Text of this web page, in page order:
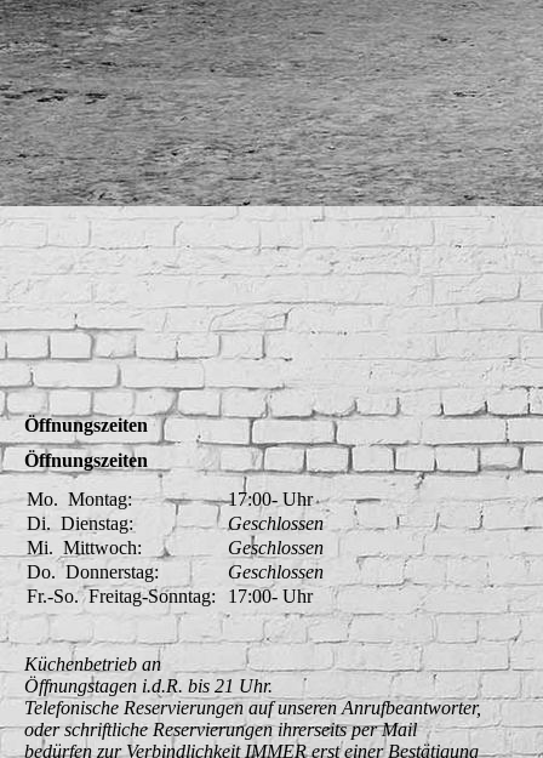
IMG_7018
Öffnungszeiten
Öffnungszeiten
Mo. Montag: 17:00- Uhr
Di. Dienstag:
Geschlossen
Mi. Mittwoch:
Geschlossen
Do.Donnerstag:
Geschlossen
Fr.-So.Freitag-Sonntag: 17:00- Uhr
Küchenbetrieb an
Öffnungstagen i.d.R. bis 21 Uhr.
Telefonische Reservierungen auf unseren Anrufbeantworter,
oder schriftliche Reservierungen ihrerseits per Mail
bedürfen zur Verbindlichkeit IMMER erst einer Bestätigung